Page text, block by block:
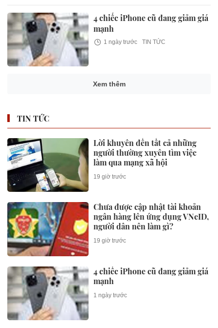
4 chiếc iPhone cũ đang giảm giá
mạnh
1 ngày trước TIN TỨC
Xem thêm
TIN TỨC
Lời khuyên đến tất cả những
người thường xuyên tìm việc
làm qua mạng xã hội
19 giờ trước
Chưa được cập nhật tài khoản
ngân hàng lên ứng dụng VNeID,
người dân nên làm gì?
19 giờ trước
4 chiếc iPhone cũ đang giảm giá
mạnh
1 ngày trước